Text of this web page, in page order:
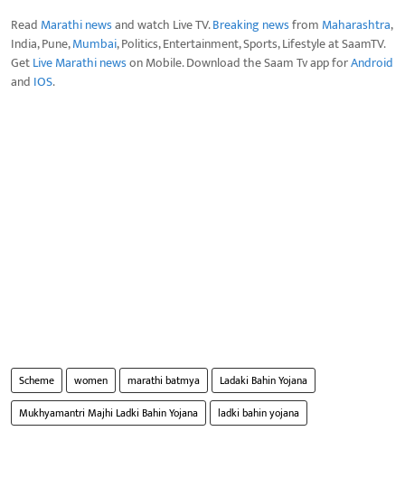
Read Marathi newsand watch Live TV.Breaking newsfrom Maharashtra,
India, Pune,Mumbai, Politics, Entertainment, Sports, Lifestyle at SaamTV.
GetLive Marathi newson Mobile. Download the Saam Tv app forAndroid
and IOS.
Scheme women marathi batmya
Ladaki Bahin Yojana
Mukhyamantri Majhi Ladki Bahin Yojana
ladki bahin yojana